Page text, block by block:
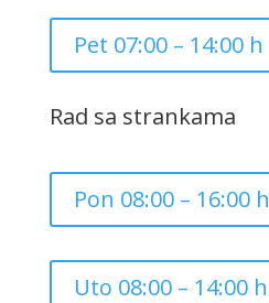
Pet 07:00 – 14:00 h
Rad sa strankama
Pon 08:00 – 16:00 h
Uto 08:00 – 14:00 h